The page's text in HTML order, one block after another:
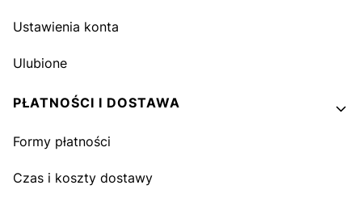
Ustawienia konta
Ulubione
PŁATNOŚCI I DOSTAWA
Formy płatności
Czas i koszty dostawy